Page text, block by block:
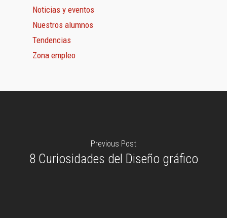
Noticias y eventos
Nuestros alumnos
Tendencias
Zona empleo
Previous Post
8 Curiosidades del Diseño gráfico